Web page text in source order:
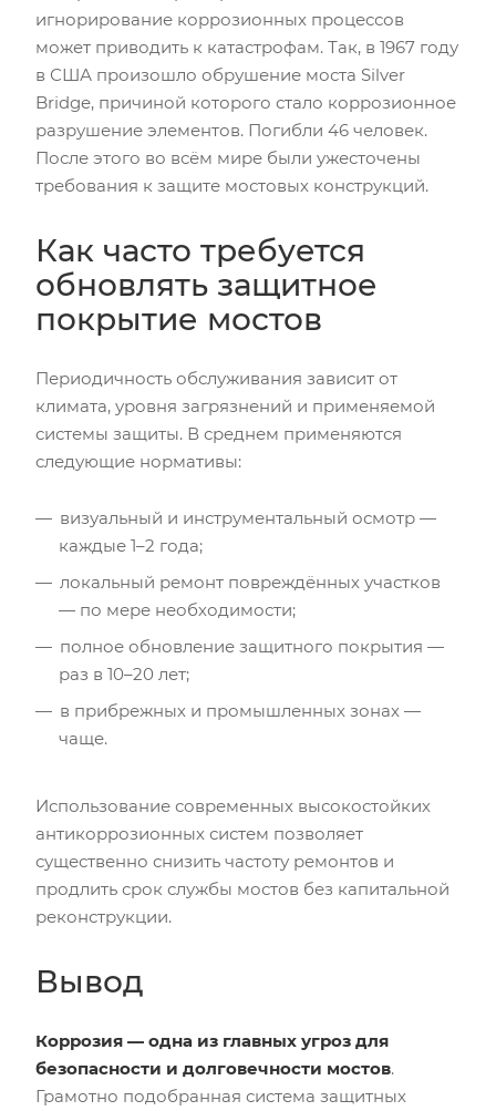
игнорирование коррозионных процессов
может приводить к катастрофам. Так, в 1967 году
в США произошло обрушение моста Silver
Bridge, причиной которого стало коррозионное
разрушение элементов. Погибли 46 человек.
После этого во всём мире были ужесточены
требования к защите мостовых конструкций.
Как часто требуется
обновлять защитное
покрытие мостов
Периодичность обслуживания зависит от
климата, уровня загрязнений и применяемой
системы защиты. В среднем применяются
следующие нормативы:
визуальный и инструментальный осмотр —
каждые 1–2 года;
локальный ремонт повреждённых участков
— по мере необходимости;
полное обновление защитного покрытия —
раз в 10–20 лет;
в прибрежных и промышленных зонах —
чаще.
Использование современных высокостойких
антикоррозионных систем позволяет
существенно снизить частоту ремонтов и
продлить срок службы мостов без капитальной
реконструкции.
Вывод
Коррозия — одна из главных угроз для
безопасности и долговечности мостов.
Грамотно подобранная система защитных